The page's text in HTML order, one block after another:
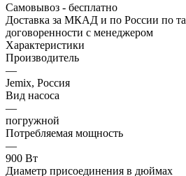
Самовывоз - бесплатно
Доставка за МКАД и по России по
договоренности с менеджером
Характеристики
Производитель
—
Jemix, Россия
Вид насоса
—
погружной
Потребляемая мощность
—
900 Вт
Диаметр присоединения в дюймах